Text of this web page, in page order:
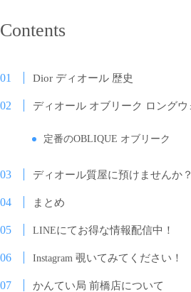
Contents
Dior ディオール 歴史
ディオール オブリーク ロング
定番のOBLIQUE オブリーク
ディオール質屋に預けませんか？
まとめ
LINEにてお得な情報配信中！
Instagram 覗いてみてください！
かんてい局 前橋店について